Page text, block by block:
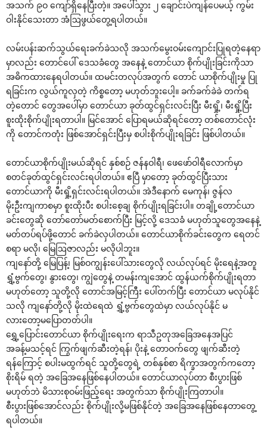
အသက် ၉ဝ ‌ကျော်ရှိ‌နေပြီးတဲ့။ အ‌ပေါ်သွား ၂ ‌ချောင်းပဲကျန်‌ပေမယ့် ကွမ်း
ဝါးနိုင်‌သေးတာ အံဩဖွယ်‌တွေ့ရပါတယ်။
လမ်းပန်းဆက်သွယ်‌ရေးခက်ခဲသလို အသက်‌မွေးဝမ်း‌ကျောင်းပြုရတဲ့‌နေရာ
မှာလည်း ‌တောင်‌ပေါ် ‌ဒေသခံ‌တွေ အ‌နေနဲ့ ‌တောင်ယာ စိုက်ပျိုးခြင်းကိုသာ
အဓိကထား‌နေရပါတယ်။ ထမင်းတလုပ်အတွက် ‌တောင် ယာစိုက်ပျိုးမှု ပြု
ရခြင်းက လွယ်ကူလှတဲ့ ကိစ္စ‌တော့ မဟုတ်ဘူး‌ပေါ့။ ခက်ခက်ခဲခဲ တက်ရ
တဲ့‌တောင် ‌တွေအ‌ပေါ်မှာ ‌တောင်ယာ ခုတ်ထွင်ရှင်းလင်းပြီး မီးရှို့၊ မီးရှို့ပြီး
စူးထိုးစိုက်ပျိုးရတာပါ။ မြင်‌အောင် ‌ပြောရမယ်ဆိုရင်‌တော့ တစ်‌တောင်လုံး
ကို ‌တောင်ကတုံး ဖြစ်‌အောင်ရှင်းပြီးမှ စပါးစိုက်ပျိုးရခြင်း ဖြစ်ပါတယ်။
‌တောင်ယာစိုက်ပျိုးမယ်ဆိုရင် နှစ်စဉ် ဇန်နဝါရီ၊ ‌ဖေ‌ဖော်ဝါရီ‌လောက်မှာ
စတင်ခုတ်ထွင်ရှင်းလင်းရပါတယ်။ ဧပြီ မှာ‌တော့ ခုတ်ထွင်ပြီးသား
‌တောင်ယာကို မီးရှို့ရှင်းလင်းရပါတယ်။ အဲဒီ‌နောက် ‌မေကုန်၊ ဇွန်လ
မိုးဦးကျကာစမှာ စူးထိုးပီး စပါး‌စေ့ချ စိုက်ပျိုးရခြင်းပါ။ တချို့‌တောင်ယာ
ခင်း‌တွေဆို ‌တော်‌တော်မတ်‌စောက်ပြီး မြင့်လို့ ‌ဒေသခံ မဟုတ်သူ‌တွေအ‌နေနဲ့
မတ်တပ်ရပ်ဖို့‌တောင် ခက်ခဲလှပါတယ်။ ‌တောင်ယာစိုက်ခင်း‌တွေက ‌ရေတင်
စရာ မလို၊ ‌မြေဩဇာလည်း မလိုပါဘူး။
ကျ‌နော်တို့ ‌မြေပြန့်၊ မြစ်ဝကျွန်း‌ပေါ်သား‌တွေလို လယ်လုပ်ရင် မိုး‌ရေနဲ့အတူ
ရွှံ့ဗွက်‌တွေ၊ နွား‌တွေ၊ ကျွဲ‌တွေနဲ့ တမန်းကျ‌အောင် ထွန်ယက်စိုက်ပျိုးရတာ
မဟုတ်‌တော့ သူတို့လို ‌တောင်အမြင့်ကြီး ‌ပေါ်တက်ပြီး ‌တောင်ယာ မလုပ်နိုင်
သလို ကျ‌နော်တို့လို မိုးထဲ‌ရေထဲ ရွှံ့ဗွက်‌တွေထဲမှာ လယ်လုပ်နိုင် မ
လား‌တော့မ‌ပြောတတ်ပါ။
‌ရွှေ့‌ပြောင်း‌တောင်ယာ စိုက်ပျိုး‌ရေးက ရာသီဥတုအ‌ခြေအ‌နေအပြင်
အခန့်မသင့်ရင် ကြွက်ဖျက်ဆီးတဲ့ရန်၊ ပိုးနဲ့ ‌တောဝက်‌တွေ ဖျက်ဆီးတဲ့
ရန်‌ကြောင့် စပါးမထွက်ရင် သူတို့‌တွေရဲ့ တစ်နှစ်စာ ရိက္ခာအတွက်က‌တော့
စိုးရိမ် ရတဲ့ အ‌ခြေအ‌နေဖြစ်‌နေပါတယ်။ ‌တောင်ယာလုပ်တာ စီးပွားဖြစ်
မဟုတ်ဘဲ မိသားစုဝမ်းဖြည့်‌ရေး အတွက်သာ စိုက်ပျိုးကြတာပါ။
စီးပွားဖြစ်‌အောင်လည်း စိုက်ပျိုးလို့မဖြစ်နိုင်တဲ့ အ‌ခြေအ‌နေဖြစ်‌နေတာ‌တွေ့
ရပါတယ်။